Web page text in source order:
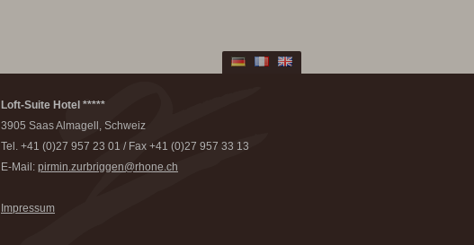
Loft-Suite Hotel *****
3905 Saas Almagell, Schweiz
Tel. +41 (0)27 957 23 01 / Fax +41 (0)27 957 33 13
E-Mail: pirmin.zurbriggen@rhone.ch
Impressum